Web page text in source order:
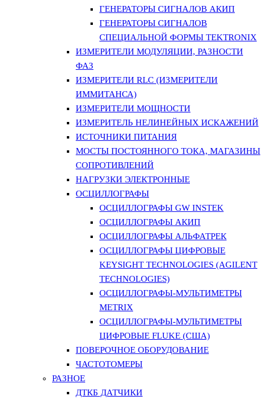
ГЕНЕРАТОРЫ СИГНАЛОВ АКИП
ГЕНЕРАТОРЫ СИГНАЛОВ
СПЕЦИАЛЬНОЙ ФОРМЫ TEKTRONIX
ИЗМЕРИТЕЛИ МОДУЛЯЦИИ, РАЗНОСТИ
ФАЗ
ИЗМЕРИТЕЛИ RLC (ИЗМЕРИТЕЛИ
ИММИТАНСА)
ИЗМЕРИТЕЛИ МОЩНОСТИ
ИЗМЕРИТЕЛЬ НЕЛИНЕЙНЫХ ИСКАЖЕНИЙ
ИСТОЧНИКИ ПИТАНИЯ
МОСТЫ ПОСТОЯННОГО ТОКА, МАГАЗИНЫ
СОПРОТИВЛЕНИЙ
НАГРУЗКИ ЭЛЕКТРОННЫЕ
ОСЦИЛЛОГРАФЫ
ОСЦИЛЛОГРАФЫ GW INSTEK
ОСЦИЛЛОГРАФЫ АКИП
ОСЦИЛЛОГРАФЫ АЛЬФАТРЕК
ОСЦИЛЛОГРАФЫ ЦИФРОВЫЕ
KEYSIGHT TECHNOLOGIES (AGILENT
TECHNOLOGIES)
ОСЦИЛЛОГРАФЫ-МУЛЬТИМЕТРЫ
METRIX
ОСЦИЛЛОГРАФЫ-МУЛЬТИМЕТРЫ
ЦИФРОВЫЕ FLUKE (США)
ПОВЕРОЧНОЕ ОБОРУДОВАНИЕ
ЧАСТОТОМЕРЫ
РАЗНОЕ
ДТКБ ДАТЧИКИ